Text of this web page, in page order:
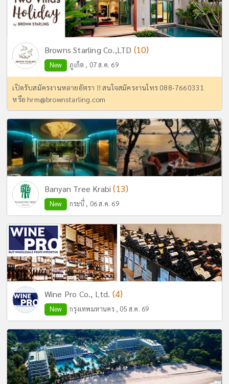
Browns Starling Co.,LTD (10)
New ภูเก็ต , 07 ส.ค. 69
เปิดรับสมัครงานหลายอัตรา !! สนใจสมัครงานโทร 088-7660331
หรือhrm@brownstarling.com
Banyan Tree Krabi(13)
New กระบี่ , 06 ส.ค. 69
Wine Pro Co., Ltd. (4)
New กรุงเทพมหานคร , 05 ส.ค. 69